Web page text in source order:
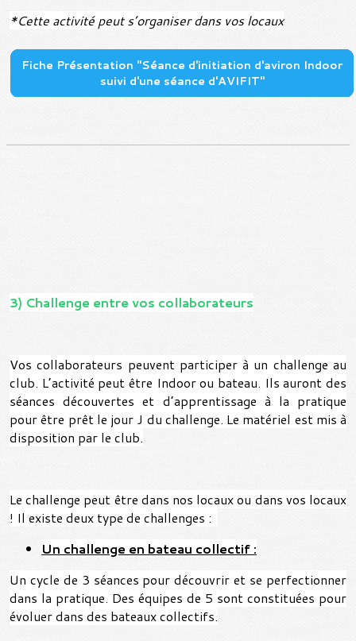
*Cette activité peut s’organiser dans vos locaux
Fiche Présentation "Séance d'initiation d'aviron Indoor
suivi d'une séance d'AVIFIT"
3) Challenge entre vos collaborateurs
Vos collaborateurs peuvent participer à un challenge au
club. L’activité peut être Indoor ou bateau. Ils auront des
séances découvertes et d’apprentissage à la pratique
pour être prêt le jour J du challenge. Le matériel est mis à
disposition par le club.
Le challenge peut être dans nos locaux ou dans vos locaux
! Il existe deux type de challenges :
Un challenge en bateau collectif :
Un cycle de 3 séances pour découvrir et se perfectionner
dans la pratique. Des équipes de 5 sont constituées pour
évoluer dans des bateaux collectifs.